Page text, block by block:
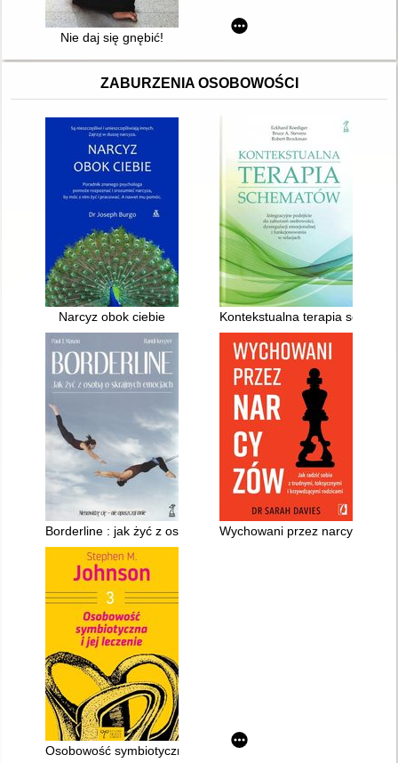
Nie daj się gnębić!
ZABURZENIA OSOBOWOŚCI
Narcyz obok ciebie Kontekstualna terapia
Borderline : jak żyć z osobą o skrajnych emocjach
Wychowani przez narcyzów
Osobowość symbiotyczna i jej leczenie